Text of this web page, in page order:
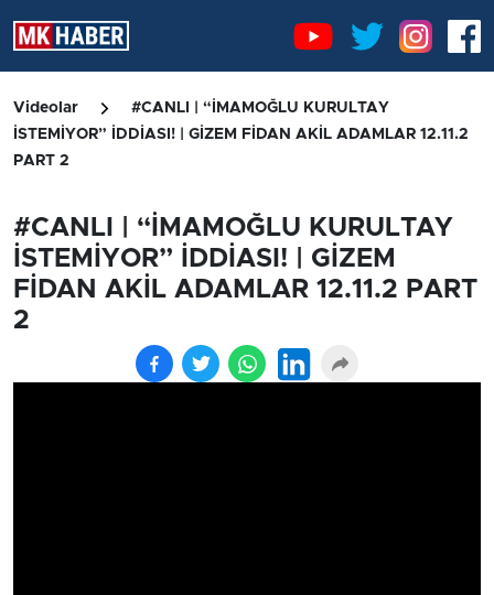
Videolar
#CANLI | “İMAMOĞLU KURULTAY
İSTEMİYOR” İDDİASI! | GİZEM FİDAN AKİL ADAMLAR 12.11.2
PART 2
#CANLI | “İMAMOĞLU KURULTAY
İSTEMİYOR” İDDİASI! | GİZEM
FİDAN AKİL ADAMLAR 12.11.2 PART
2